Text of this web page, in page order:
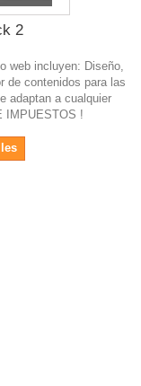
2
web incluyen: Diseño,
de contenidos para las
adaptan a cualquier
IMPUESTOS !